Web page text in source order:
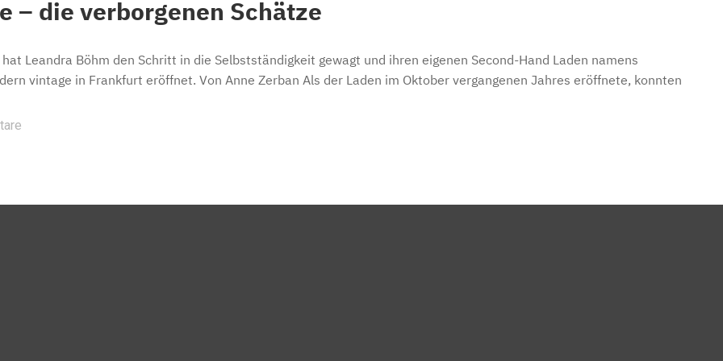
– die verborgenen Schätze
Leandra Böhm den Schritt in die Selbstständigkeit gewagt und ihren eigenen Second-Hand Laden namens
vintage in Frankfurt eröffnet. Von Anne Zerban Als der Laden im Oktober vergangenen Jahres eröffnete, konnten